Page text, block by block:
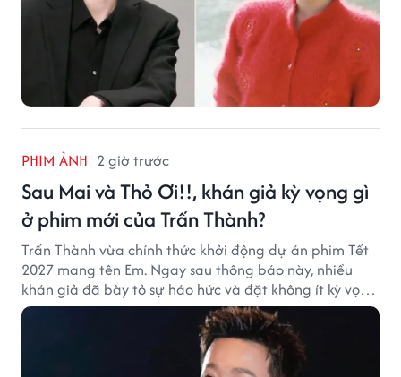
PHIM ẢNH 2 giờ trước
Sau Mai và Thỏ Ơi!!, khán giả kỳ vọng gì
ở phim mới của Trấn Thành?
Trấn Thành vừa chính thức khởi động dự án phim Tết
2027 mang tên Em. Ngay sau thông báo này, nhiều
khán giả đã bày tỏ sự háo hức và đặt không ít kỳ vọng
vào bộ phim mới của Trấn Thành.